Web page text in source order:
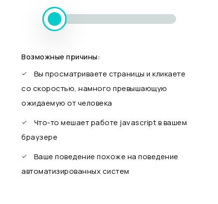
Возможные причины:
Вы просматриваете страницы и кликаете
со скоростью, намного превышающую
ожидаемую от человека
Что-то мешает работе javascript в вашем
браузере
Ваше поведение похоже на поведение
автоматизированных систем